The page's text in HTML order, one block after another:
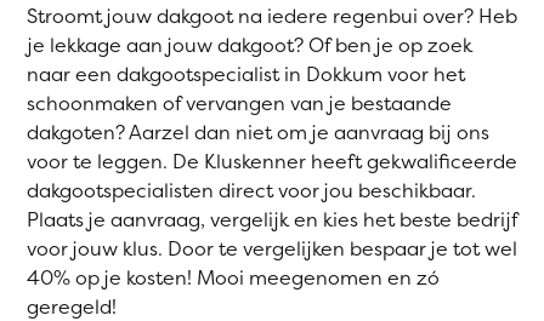
Stroomt jouw dakgoot na iedere regenbui over? Heb
je lekkage aan jouw dakgoot? Of ben je op zoek
naar een dakgootspecialist in Dokkum voor het
schoonmaken of vervangen van je bestaande
dakgoten? Aarzel dan niet om je aanvraag bij ons
voor te leggen. De Kluskenner heeft gekwalificeerde
dakgootspecialisten direct voor jou beschikbaar.
Plaats je aanvraag, vergelijk en kies het beste bedrijf
voor jouw klus. Door te vergelijken bespaar je tot wel
40% op je kosten! Mooi meegenomen en zó
geregeld!